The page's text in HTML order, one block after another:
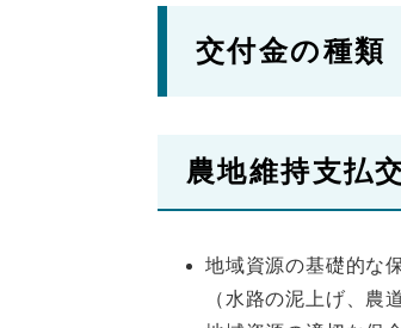
交付金の種類
農地維持支払
地域資源の基礎的な
（水路の泥上げ、農